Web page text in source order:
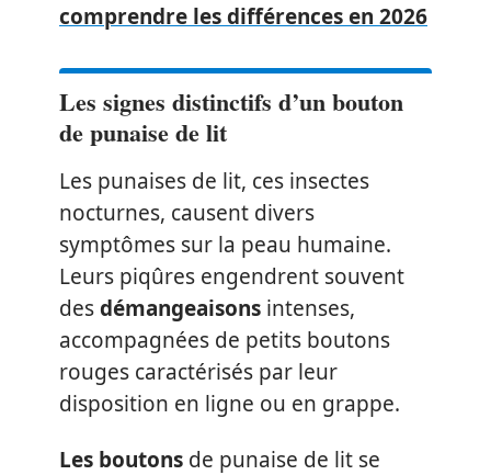
comprendre les différences en 2026
Les signes distinctifs d’un bouton
de punaise de lit
Les punaises de lit, ces insectes
nocturnes, causent divers
symptômes sur la peau humaine.
Leurs piqûres engendrent souvent
desdémangeaisons intenses,
accompagnées de petits boutons
rouges caractérisés par leur
disposition en ligne ou en grappe.
Les boutons de punaise de lit se